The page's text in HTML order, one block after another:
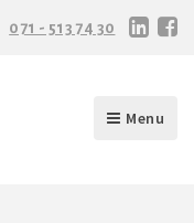
071 - 513 74 30
Menu